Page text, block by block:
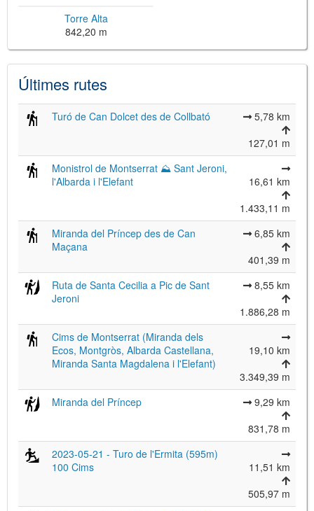
©Institut Cartogràfic i Geològic de
Catalunya (CC BY-SH 4.0)
Torre Alta
842,20 m
Últimes rutes
Turó de Can Dolcet des de Collbató
5,78 km
127,01 m
Monistrol de Montserrat ⛰ Sant Jeroni,
l'Albarda i l'Elefant
16,61 km
1.433,11 m
Miranda del Príncep des de Can
Maçana
6,85 km
401,39 m
Ruta de Santa Cecilia a Pic de Sant
Jeroni
8,55 km
1.886,28 m
Cims de Montserrat (Miranda dels
Ecos, Montgròs, Albarda Castellana,
Miranda Santa Magdalena i l'Elefant)
19,10 km
3.349,39 m
Miranda del Príncep
9,29 km
831,78 m
2023-05-21 - Turo de l'Ermita (595m)
100 Cims
11,51 km
505,97 m